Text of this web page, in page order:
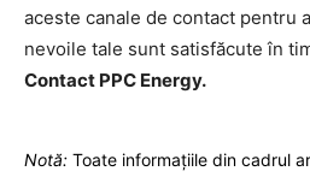
aceste canale de contact pentru
nevoile tale sunt satisfăcute în
Contact PPC Energy.
Notă: Toate informațiile din cadrul